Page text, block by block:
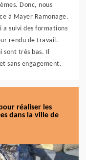
Donc, nous
à Mayer Ramonage.
suivi des formations
rendu de travail.
sont très bas. Il
sans engagement.
réaliser les
dans la ville de